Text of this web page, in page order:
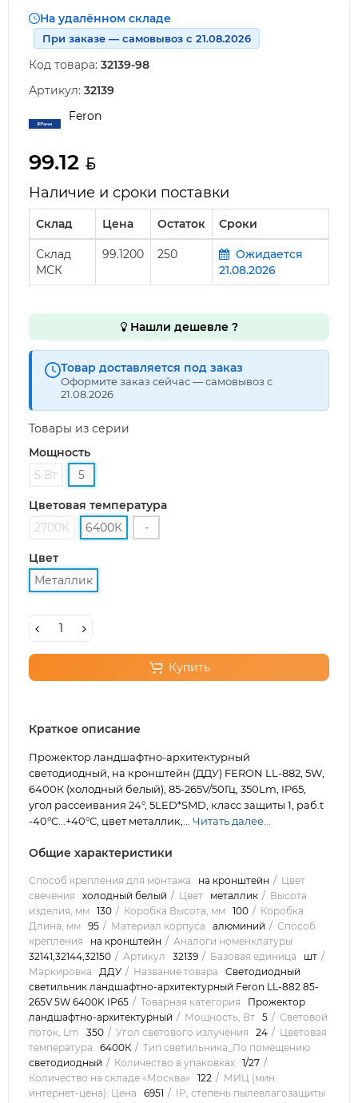
На удалённом складе
При заказе — самовывоз с 21.08.2026
Код товара: 32139-98
Артикул: 32139
Feron
99.12
Наличие и сроки поставки
Склад Цена Остаток Сроки
Склад
МСК
99.1200 250
Ожидается
21.08.2026
Нашли дешевле ?
Товар доставляется под заказ
Оформите заказ сейчас — самовывоз с
21.08.2026
Товары из серии
Мощность
5 Вт
5
Цветовая температура
2700K
6400К -
Цвет
Металлик
Купить
Краткое описание
Прожектор ландшафтно-архитектурный
светодиодный, на кронштейн (ДДУ) FERON LL-882, 5W,
6400К (холодный белый), 85-265V/50Гц, 350Lm, IP65,
угол рассеивания 24°, 5LED*SMD, класс защиты 1, раб.t
-40°C...+40°C, цвет металлик,... Читать далее...
Общие характеристики
Способ крепления для монтажа на кронштейн
Цвет
свечения
холодный белый Цвет металлик
Высота
изделия, мм 130 Коробка Высота, мм 100
Коробка
Длина, мм 95 Материал корпуса алюминий
Способ
крепления
на кронштейн
Аналоги номенклатуры
32141,32144,32150
Артикул 32139 Базовая единица
шт
Маркировка
ДДУ Название товара
Светодиодный
светильник ландшафтно-архитектурный Feron LL-882 85-
265V 5W 6400K IP65
Товарная категория
Прожектор
ландшафтно-архитектурный
Мощность, Вт 5
Световой
поток, Lm
350 Угол светового излучения 24
Цветовая
температура
6400К
Тип светильника_По помещению
светодиодный
Количество в упаковках 1/27
Количество на складе «Москва»
122
МИЦ (мин.
интернет-цена): Цена
6951
IP, степень пылевлагозащиты